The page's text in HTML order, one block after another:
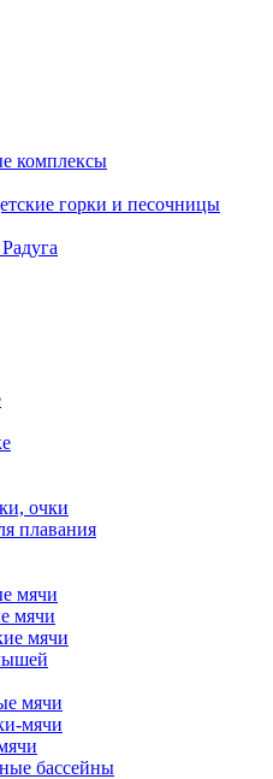
комплексы
горки и песочницы
очки
плавания
мячи
мячи
мячи
мячи
мячи
бассейны